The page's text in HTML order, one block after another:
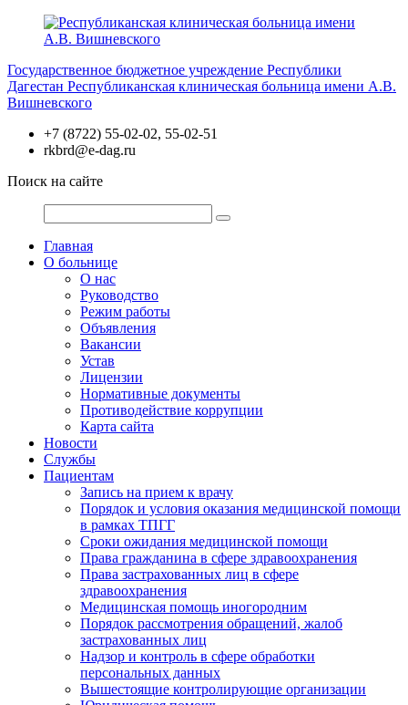
Перейти
Государственное бюджетное учреждение Республики
Дагестан Республиканская клиническая больница имени А.В.
Вишневского
+7 (8722) 55-02-02, 55-02-51
rkbrd@e-dag.ru
Поиск на сайте
Главная
О больнице
О нас
Руководство
Режим работы
Объявления
Вакансии
Устав
Лицензии
Нормативные документы
Противодействие коррупции
Карта сайта
Новости
Службы
Пациентам
Запись на прием к врачу
Порядок и условия оказания медицинской помощи
в рамках ТПГГ
Сроки ожидания медицинской помощи
Права гражданина в сфере здравоохранения
Права застрахованных лиц в сфере
здравоохранения
Медицинская помощь иногородним
Порядок рассмотрения обращений, жалоб
застрахованных лиц
Надзор и контроль в сфере обработки
персональных данных
Вышестоящие контролирующие организации